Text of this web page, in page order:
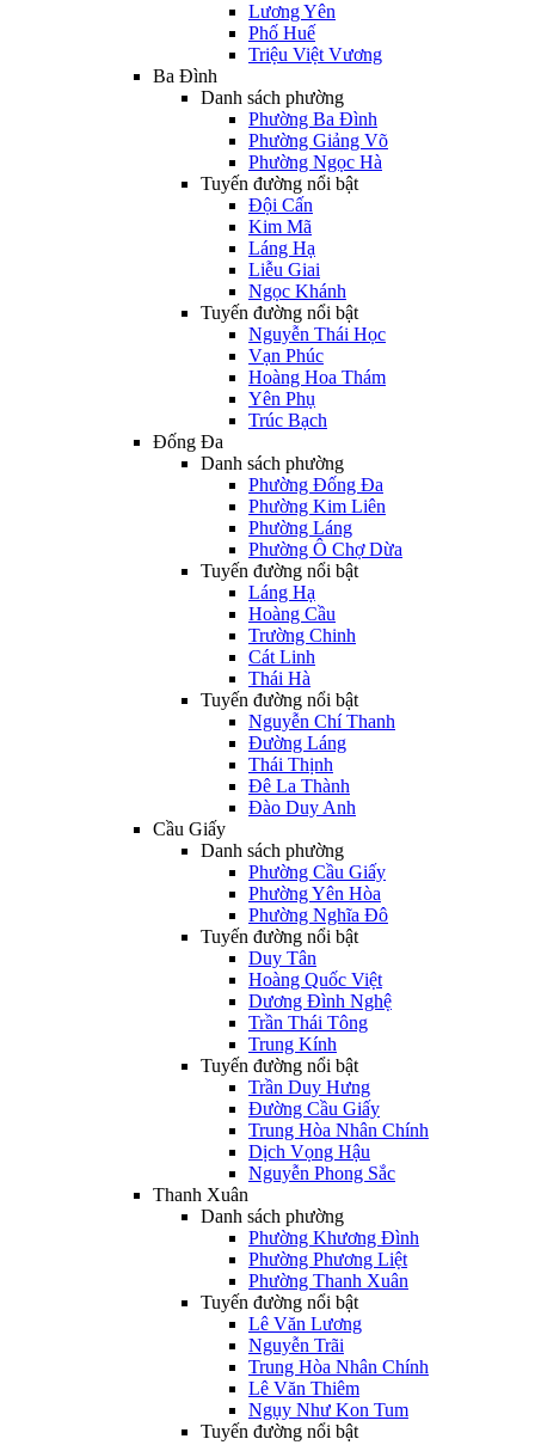
Lương Yên
Phố Huế
Triệu Việt Vương
Ba Đình
Danh sách phường
Phường Ba Đình
Phường Giảng Võ
Phường Ngọc Hà
Tuyến đường nổi bật
Đội Cấn
Kim Mã
Láng Hạ
Liễu Giai
Ngọc Khánh
Tuyến đường nổi bật
Nguyễn Thái Học
Vạn Phúc
Hoàng Hoa Thám
Yên Phụ
Trúc Bạch
Đống Đa
Danh sách phường
Phường Đống Đa
Phường Kim Liên
Phường Láng
Phường Ô Chợ Dừa
Tuyến đường nổi bật
Láng Hạ
Hoàng Cầu
Trường Chinh
Cát Linh
Thái Hà
Tuyến đường nổi bật
Nguyễn Chí Thanh
Đường Láng
Thái Thịnh
Đê La Thành
Đào Duy Anh
Cầu Giấy
Danh sách phường
Phường Cầu Giấy
Phường Yên Hòa
Phường Nghĩa Đô
Tuyến đường nổi bật
Duy Tân
Hoàng Quốc Việt
Dương Đình Nghệ
Trần Thái Tông
Trung Kính
Tuyến đường nổi bật
Trần Duy Hưng
Đường Cầu Giấy
Trung Hòa Nhân Chính
Dịch Vọng Hậu
Nguyễn Phong Sắc
Thanh Xuân
Danh sách phường
Phường Khương Đình
Phường Phương Liệt
Phường Thanh Xuân
Tuyến đường nổi bật
Lê Văn Lương
Nguyễn Trãi
Trung Hòa Nhân Chính
Lê Văn Thiêm
Ngụy Như Kon Tum
Tuyến đường nổi bật